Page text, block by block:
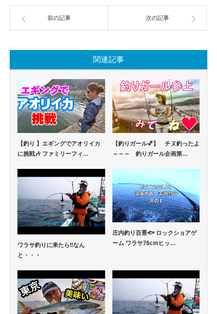
前の記事 次の記事
関連記事
【釣り 】エギングでアオリイカ
に挑戦🎶 ファミリーフィ…
【釣りガール💕】 チヌ釣ったよ
～～～ 釣りガール企画第…
ワラサ釣りに来たら‼なん
と・・・
庄内釣り百景🐟 ロックショアゲ
ーム ワラサ76cmヒッ…